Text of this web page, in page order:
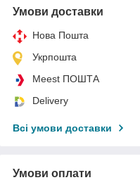
Умови доставки
Нова Пошта
Укрпошта
Meest ПОШТА
Delivery
Всі умови доставки
Умови оплати